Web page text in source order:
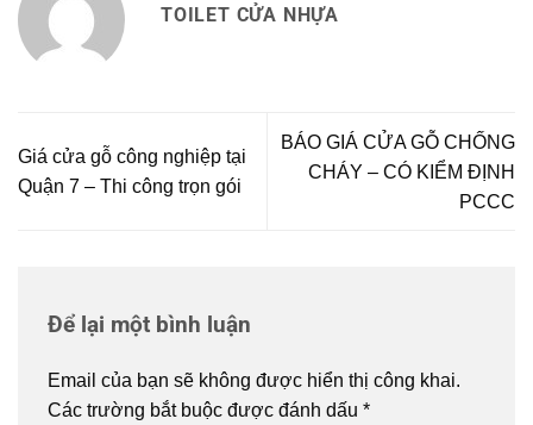
TOILET CỬA NHỰA
Giá cửa gỗ công nghiệp tại
Quận 7 – Thi công trọn gói
BÁO GIÁ CỬA GỖ CHỐNG
CHÁY – CÓ KIỂM ĐỊNH
PCCC
Để lại một bình luận
Email của bạn sẽ không được hiển thị công khai.
Các trường bắt buộc được đánh dấu *